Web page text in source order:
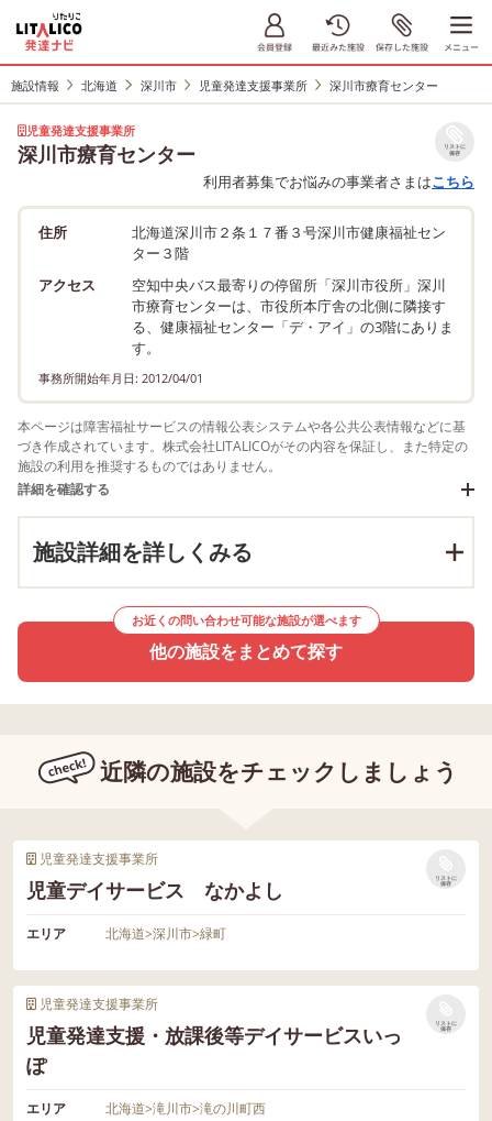
施設情報 北海道 深川市 児童発達支援事業所 深川市療育センター
児童発達支援事業所
深川市療育センター リストに
保存
利用者募集でお悩みの事業者さまはこちら
住所
北海道深川市２条１７番３号深川市健康福祉セン
ター３階
アクセス
空知中央バス最寄りの停留所「深川市役所」深川
市療育センターは、市役所本庁舎の北側に隣接す
る、健康福祉センター「デ・アイ」の3階にありま
す。
事務所開始年月日: 2012/04/01
本ページは障害福祉サービスの情報公表システムや各公共公表情報などに基
づき作成されています。株式会社LITALICOがその内容を保証し、また特定の
施設の利用を推奨するものではありません。
詳細を確認する
施設詳細を詳しくみる
お近くの問い合わせ可能な施設が選べます
他の施設をまとめて探す
近隣の施設をチェックしましょう
児童発達支援事業所
児童デイサービス なかよし
リストに
保存
エリア 北海道>深川市>緑町
児童発達支援事業所
児童発達支援・放課後等デイサービスいっ
ぽ
リストに
保存
エリア 北海道>滝川市>滝の川町西